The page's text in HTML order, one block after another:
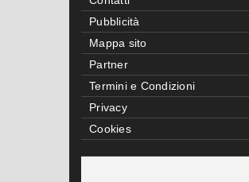
Pubblicità
Mappa sito
Partner
Termini e Condizioni
Privacy
Cookies